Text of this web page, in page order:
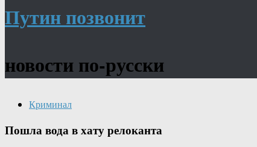
Путин позвонит
новости по-русски
Криминал
Пошла вода в хату релоканта